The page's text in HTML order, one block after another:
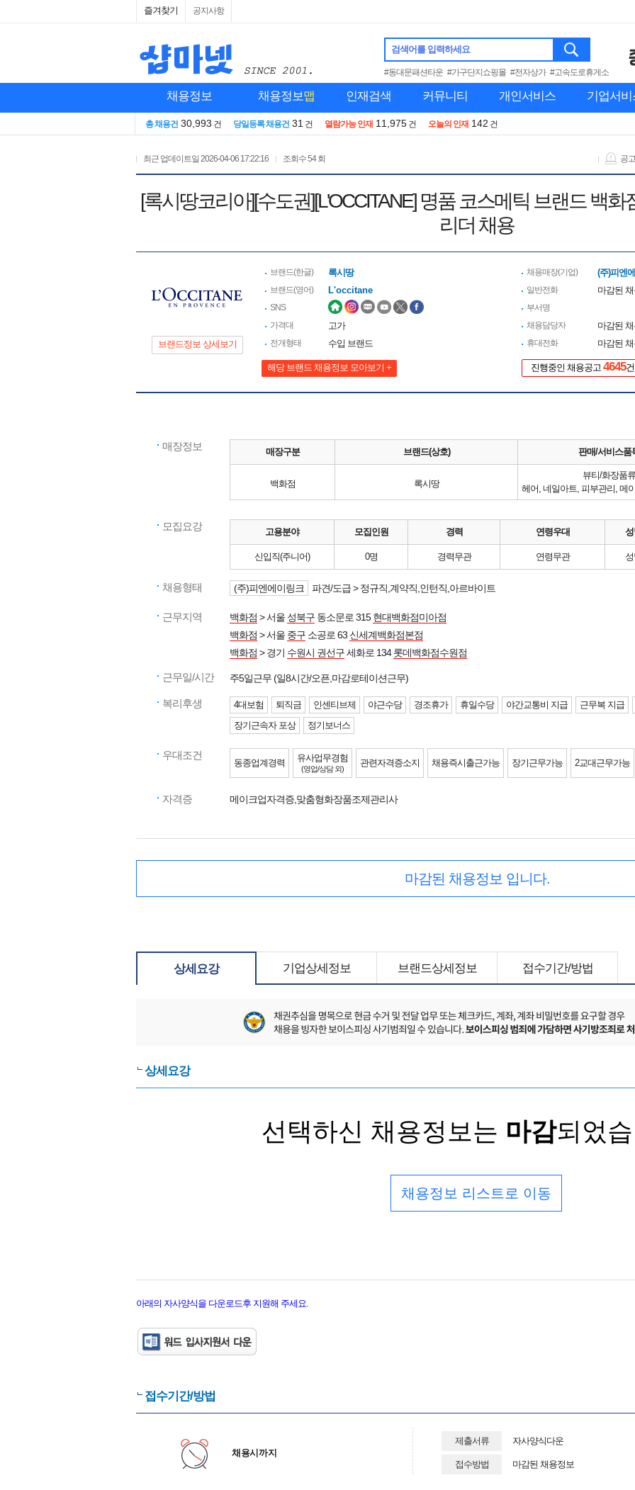
즐겨찾기 공지사항
검색어를 입력하세요
#동대문패션타운 #가구단지쇼핑몰 #전자상가 #고속도로휴게소
채용정보 채용정보맵 인재검색 커뮤니티 개인서비스 기업서비
총 채용건 30,993 건 당일등록 채용건 31 건 열람가능 인재 11,975 건 오늘의 인재 142 건
최근 업데이트일 2026-04-06 17:22:16 조회수54 회 공
[록시땅코리아][수도권][L'OCCITANE] 명품 코스메틱 브랜드 백
리더 채용
브랜드정보 상세보기
브랜드(한글) 록시땅
브랜드(영어) L'occitane
SNS
가격대
고가
전개형태 수입 브랜드
해당 브랜드 채용정보 모아보기 +
채용매장(기업) (주)피엔
일반전화 마감된
부서명
채용담당자
마감된
휴대전화 마감된
진행중인 채용공고 4645건
매장정보 매장구분 브랜드(상호) 판매/서비스품
백화점 록시땅
뷰티/화장품류
모집요강 고용분야 모집인원 경력 연령우대
신입직(주니어) 0명 경력무관 연령무관
채용형태 (주)피엔에이링크 파견/도급 > 정규직,계약직,인턴직,아르바이트
근무지역 백화점 > 서울 성북구 동소문로 315현대백화점미아점
백화점 > 서울 중구 소공로 63 신세계백화점본점
백화점 > 경기 수원시 권선구세화로 134롯데백화점수원점
근무일/시간 주5일근무 (일8시간/오픈,마감로테이션근무)
복리후생 4대보험 퇴직금 인센티브제 야근수당 경조휴가 휴일수당 야간교통비 지급
근무복 지급
장기근속자 포상
정기보너스
우대조건
동종업계경력 유사업무경험
(영업/상담 외)
관련자격증소지 채용즉시출근가능 장기근무가능 2교대근무가능
자격증 메이크업자격증,맞춤형화장품조제관리사
마감된 채용정보 입니다.
상세요강 기업상세정보 브랜드상세정보 접수기간/방법
상세요강
선택하신 채용정보는 마감되었
채용정보 리스트로 이동
아래의 자사양식을 다운로드후 지원해 주세요.
접수기간/방법
채용시까지
제출서류 자사양식다운
접수방법 마감된 채용정보